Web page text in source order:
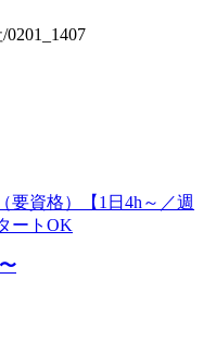
要資格）【1日4h～／週
ートOK